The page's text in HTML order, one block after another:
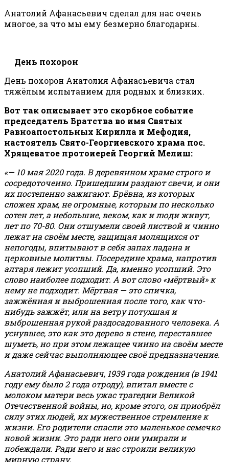
Анатолий Афанасьевич сделал для нас очень
многое, за что мы ему безмерно благодарны.
День похорон
День похорон Анатолия Афанасьевича стал
тяжёлым испытанием для родных и близких.
Вот так описывает это скорбное событие
председатель Братства во имя Святых
Равноапостольных Кирилла и Мефодия,
настоятель Свято-Георгиевского храма пос.
Хрящеватое протоиерей Георгий Мелиш:
«— 10 мая 2020 года. В деревянном храме строго и
сосредоточенно. Пришедшим раздают свечи, и они
их постепенно зажигают. Брёвна, из которых
сложен храм, не огромные, которым по несколько
сотен лет, а небольшие, веком, как и люди живут,
лет по 70-80. Они отшумели своей листвой и чинно
лежат на своём месте, защищая молящихся от
непогоды, впитывают в себя запах ладана и
церковные молитвы. Посередине храма, напротив
алтаря лежит усопший. Да, именно усопший. Это
слово наиболее подходит. А вот слово «мёртвый» к
нему не подходит. Мёртвая — это спичка,
зажжённая и выброшенная после того, как что-
нибудь зажжёт, или на ветру потухшая и
выброшенная рукой раздосадованного человека. А
уснувшее, это как это дерево в стене, переставшее
шуметь, но при этом лежащее чинно на своём месте
и даже сейчас выполняющее своё предназначение.
Анатолий Афанасьевич, 1939 года рождения (в 1941
году ему было 2 года отроду), впитал вместе с
молоком матери весь ужас трагедии Великой
Отечественной войны, но, кроме этого, он приобрёл
силу этих людей, их мужественное стремление к
жизни. Его родители спасли это маленькое семечко
новой жизни. Это ради него они умирали и
побеждали. Ради него и нас строили великую
мирную страну.